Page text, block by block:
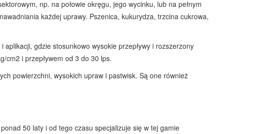
np. na połowie okręgu, jego wycinku, lub na pełnym
każdej uprawy. Pszenica, kukurydza, trzcina cukrowa,
gdzie stosunkowo wysokie przepływy i rozszerzony
cm2 i przepływem od 3 do 30 lps.
powierzchni, wysokich upraw i pastwisk. Są one również
50 laty i od tego czasu specjalizuje się w tej gamie